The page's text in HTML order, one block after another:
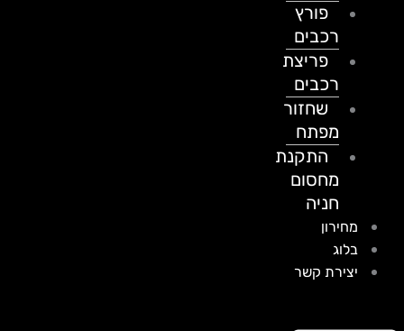
פורץ
רכבים
פריצת
רכבים
שחזור
מפתח
התקנת
מחסום
חניה
מחירון
בלוג
יצירת קשר